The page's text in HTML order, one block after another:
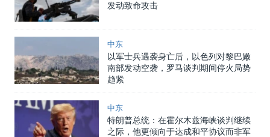
发动致命攻击
中东
以军士兵遇袭身亡后，以色列对黎巴嫩
南部发动空袭，罗马谈判期间停火局势
趋紧
中东
特朗普总统：在霍尔木兹海峡谈判继续
之际，他更倾向于达成和平协议而非军